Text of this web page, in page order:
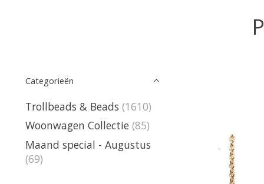
Categorieën
Trollbeads & Beads (1610)
Woonwagen Collectie (85)
Maand special - Augustus
(69)